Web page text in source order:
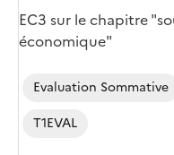
EC3 sur le chapitre
économique"
Evaluation Sommative
T1EVAL